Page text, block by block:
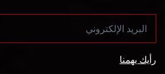
رأيك يهمنا